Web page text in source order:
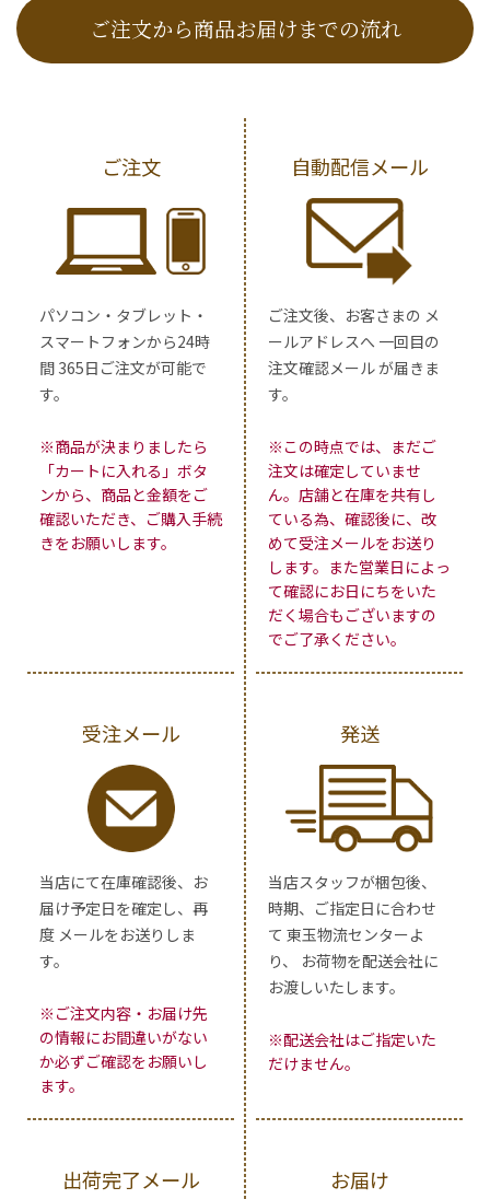
ご注文から商品お届けまでの流れ
ご注文
パソコン・タブレット・
スマートフォンから24時
間 365日ご注文が可能で
す。
※商品が決まりましたら
「カートに入れる」ボタ
ンから、商品と金額をご
確認いただき、ご購入手続
きをお願いします。
自動配信メール
ご注文後、お客さまの メ
ールアドレスへ 一回目の
注文確認メール が届きま
す。
※この時点では、まだご
注文は確定していませ
ん。店舗と在庫を共有し
ている為、確認後に、改
めて受注メールをお送り
します。また営業日によっ
て確認にお日にちをいた
だく場合もございますの
でご了承ください。
受注メール
当店にて在庫確認後、お
届け予定日を確定し、再
度 メールをお送りしま
す。
※ご注文内容・お届け先
の情報にお間違いがない
か必ずご確認をお願いし
ます。
発送
当店スタッフが梱包後、
時期、ご指定日に合わせ
て 東玉物流センターよ
り、 お荷物を配送会社に
お渡しいたします。
※配送会社はご指定いた
だけません。
出荷完了メール お届け